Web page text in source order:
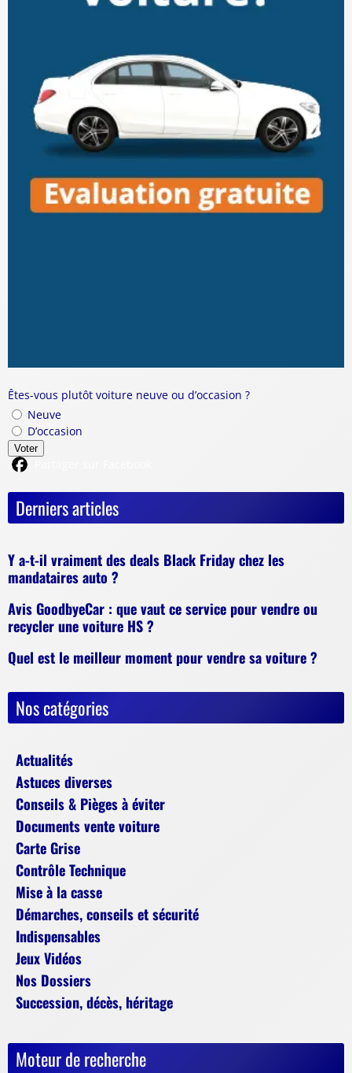
Êtes-vous plutôt voiture neuve ou d’occasion ?
Neuve
D’occasion
Voter
Derniers articles
Y a-t-il vraiment des deals Black Friday chez les
mandataires auto ?
Avis GoodbyeCar : que vaut ce service pour vendre ou
recycler une voiture HS ?
Quel est le meilleur moment pour vendre sa voiture ?
Nos catégories
Actualités
Astuces diverses
Conseils & Pièges à éviter
Documents vente voiture
Carte Grise
Contrôle Technique
Mise à la casse
Démarches, conseils et sécurité
Indispensables
Jeux Vidéos
Nos Dossiers
Succession, décès, héritage
Moteur de recherche